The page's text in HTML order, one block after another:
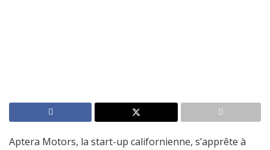
Aptera Motors, la start-up californienne, s’apprête à